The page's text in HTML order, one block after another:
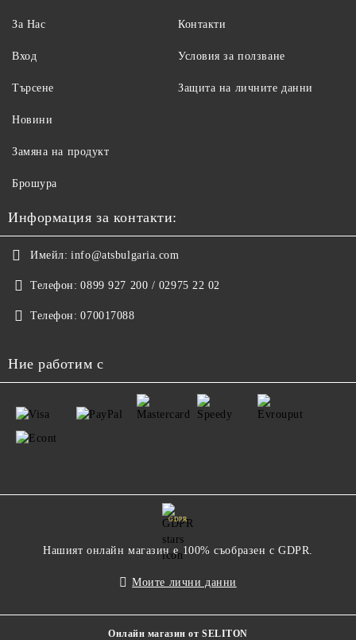
За Нас
Вход
Търсене
Контакти
Условия за ползване
Защита на личните данни
Новини
Замяна на продукт
Брошура
Информация за контакти:
Имейл: info@atsbulgaria.com
Телефон: 0899 927 200 / 02975 22 02
Телефон: 070017088
Ние работим с
GDPR
Нашият онлайн магазин е 100% съобразен с GDPR.
Моите лични данни
Онлайн магазин от SELITON